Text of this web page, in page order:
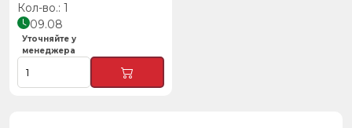
1
09.08
Уточняйте у
менеджера